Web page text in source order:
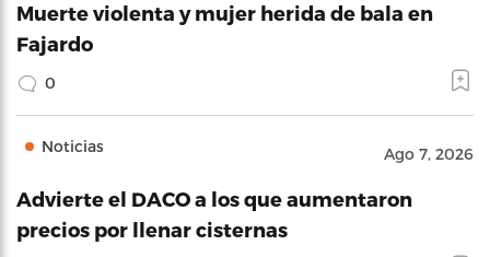
Muerte violenta y mujer herida de bala en
Fajardo
0
Noticias Ago 7, 2026
Advierte el DACO a los que aumentaron
precios por llenar cisternas